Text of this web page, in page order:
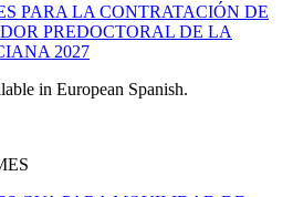
PARA LA CONTRATACIÓN DE
PREDOCTORAL DE LA
2027
in European Spanish.